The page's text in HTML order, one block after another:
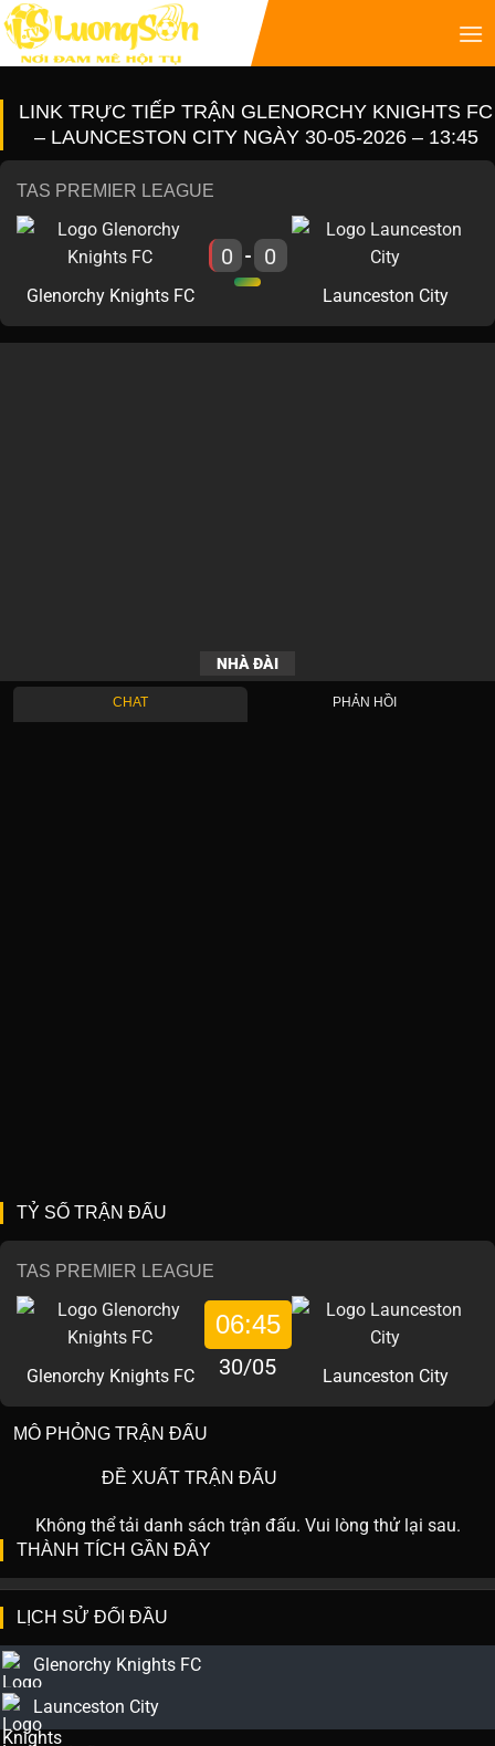
LINK TRỰC TIẾP TRẬN GLENORCHY KNIGHTS FC
– LAUNCESTON CITY NGÀY 30-05-2026 – 13:45
TAS PREMIER LEAGUE
Glenorchy Knights FC
0 - 0
Launceston City
NHÀ ĐÀI
CHAT PHẢN HỒI
TỶ SỐ TRẬN ĐẤU
TAS PREMIER LEAGUE
Glenorchy Knights FC
06:45
30/05 Launceston City
MÔ PHỎNG TRẬN ĐẤU
ĐỀ XUẤT TRẬN ĐẤU
Không thể tải danh sách trận đấu. Vui lòng thử lại sau.
THÀNH TÍCH GẦN ĐÂY
LỊCH SỬ ĐỐI ĐẦU
Glenorchy Knights FC
Launceston City